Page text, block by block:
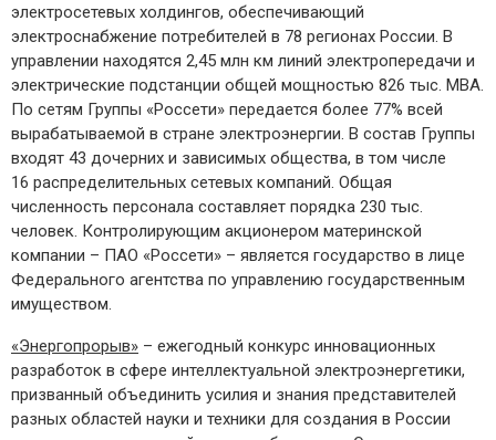
электросетевых холдингов, обеспечивающий
электроснабжение потребителей в 78 регионах России. В
управлении находятся 2,45 млн км линий электропередачи и
электрические подстанции общей мощностью 826 тыс. МВА.
По сетям Группы «Россети» передается более 77% всей
вырабатываемой в стране электроэнергии. В состав Группы
входят 43 дочерних и зависимых общества, в том числе
16 распределительных сетевых компаний. Общая
численность персонала составляет порядка 230 тыс.
человек. Контролирующим акционером материнской
компании – ПАО «Россети» – является государство в лице
Федерального агентства по управлению государственным
имуществом.
«Энергопрорыв» – ежегодный конкурс инновационных
разработок в сфере интеллектуальной электроэнергетики,
призванный объединить усилия и знания представителей
разных областей науки и техники для создания в России